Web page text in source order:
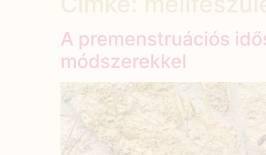
A premenstruációs
módszerekkel